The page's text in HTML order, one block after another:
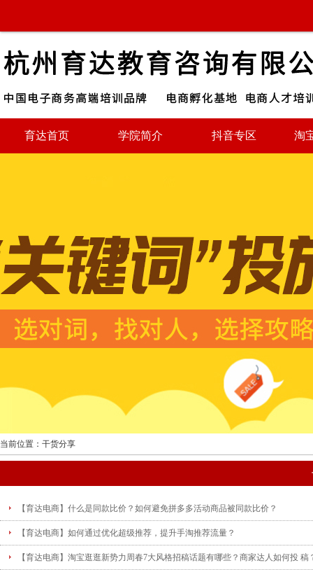
育达首页 学院简介 抖音专区 淘
当前位置：干货分享
【育达电商】什么是同款比价？如何避免拼多多活动商品被同款比价？
【育达电商】如何通过优化超级推荐，提升手淘推荐流量？
【育达电商】淘宝逛逛新势力周春7大风格招稿话题有哪些？商家达人如何投 稿